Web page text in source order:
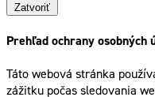
Zatvoriť
Prehľad ochrany osobných
Táto webová stránka
zážitku počas sledovania